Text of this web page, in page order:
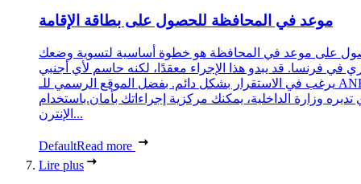
موعد في المحافظة للحصول على بطاقة الإقامة
على موعد في المحافظة هو خطوة أساسية لتسوية وضعك
في فرنسا. قد يبدو هذا الإجراء معقدًا، لكنه حاسم لأي أجنبي
يرغب في الاستقرار بشكل دائم. بفضل الموقع الرسمي للـ ANEF،
تديره وزارة الداخلية، يمكنك مركزية إجراءاتك بأمان.باستخدام
الإنترن...
DefaultRead more
Lire plus